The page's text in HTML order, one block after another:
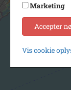
Marketing
Accepter
Vis cookie